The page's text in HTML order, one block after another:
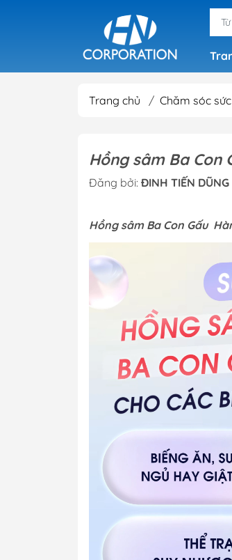
Trang chủ / Chăm sóc
Hồng sâm Ba Con
Đăng bởi: ĐINH TIẾN
Hồng sâm Ba Con Gấu